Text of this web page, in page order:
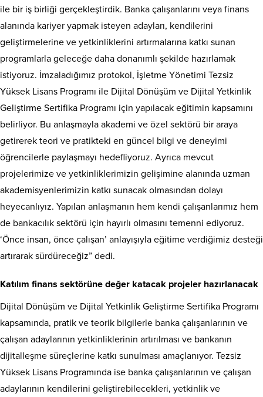
ile bir iş birliği gerçekleştirdik. Banka çalışanlarını veya finans
alanında kariyer yapmak isteyen adayları, kendilerini
geliştirmelerine ve yetkinliklerini artırmalarına katkı sunan
programlarla geleceğe daha donanımlı şekilde hazırlamak
istiyoruz. İmzaladığımız protokol, İşletme Yönetimi Tezsiz
Yüksek Lisans Programı ile Dijital Dönüşüm ve Dijital Yetkinlik
Geliştirme Sertifika Programı için yapılacak eğitimin kapsamını
belirliyor. Bu anlaşmayla akademi ve özel sektörü bir araya
getirerek teori ve pratikteki en güncel bilgi ve deneyimi
öğrencilerle paylaşmayı hedefliyoruz. Ayrıca mevcut
projelerimize ve yetkinliklerimizin gelişimine alanında uzman
akademisyenlerimizin katkı sunacak olmasından dolayı
heyecanlıyız. Yapılan anlaşmanın hem kendi çalışanlarımız hem
de bankacılık sektörü için hayırlı olmasını temenni ediyoruz.
‘Önce insan, önce çalışan’ anlayışıyla eğitime verdiğimiz desteği
artırarak sürdüreceğiz” dedi.
Katılım finans sektörüne değer katacak projeler hazırlanacak
Dijital Dönüşüm ve Dijital Yetkinlik Geliştirme Sertifika Programı
kapsamında, pratik ve teorik bilgilerle banka çalışanlarının ve
çalışan adaylarının yetkinliklerinin artırılması ve bankanın
dijitalleşme süreçlerine katkı sunulması amaçlanıyor. Tezsiz
Yüksek Lisans Programında ise banka çalışanlarının ve çalışan
adaylarının kendilerini geliştirebilecekleri, yetkinlik ve